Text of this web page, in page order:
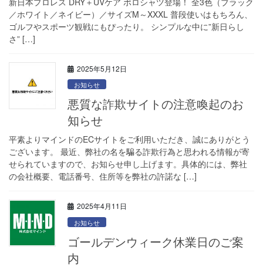
／ホワイト／ネイビー）／サイズM～XXXL 普段使いはもちろん、
ゴルフやスポーツ観戦にもぴったり。 シンプルな中に”新日らし
さ” […]
2025年5月12日
お知らせ
悪質な詐欺サイトの注意喚起のお
知らせ
平素よりマインドのECサイトをご利用いただき、誠にありがとう
ございます。 最近、弊社の名を騙る詐欺行為と思われる情報が寄
せられていますので、お知らせ申し上げます。具体的には、弊社
の会社概要、電話番号、住所等を弊社の許諾な […]
2025年4月11日
お知らせ
ゴールデンウィーク休業日のご案
内